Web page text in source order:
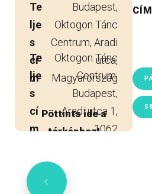
Te
lje
s
cí
m
Budapest,
Oktogon Tánc
Centrum, Aradi
utca,
Magyarország
Te
lje
s
cí
m
Oktogon Tánc
Centrum:
Budapest,
Aradi utca 1,
1062
Pöttints ide a
térképhez!